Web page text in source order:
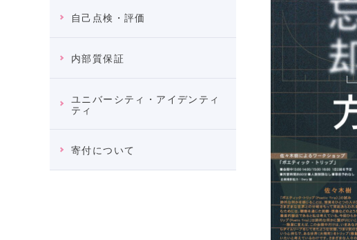
自己点検・評価
内部質保証
ユニバーシティ・アイデンティ
ティ
寄付について